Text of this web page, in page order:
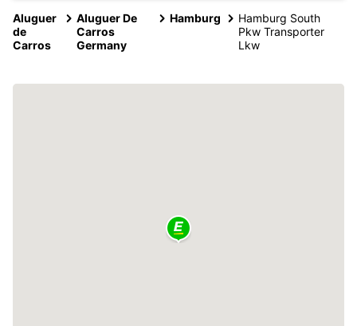
Aluguer
de
Carros
Aluguer De
Carros
Germany
Hamburg
Hamburg South
Pkw Transporter
Lkw